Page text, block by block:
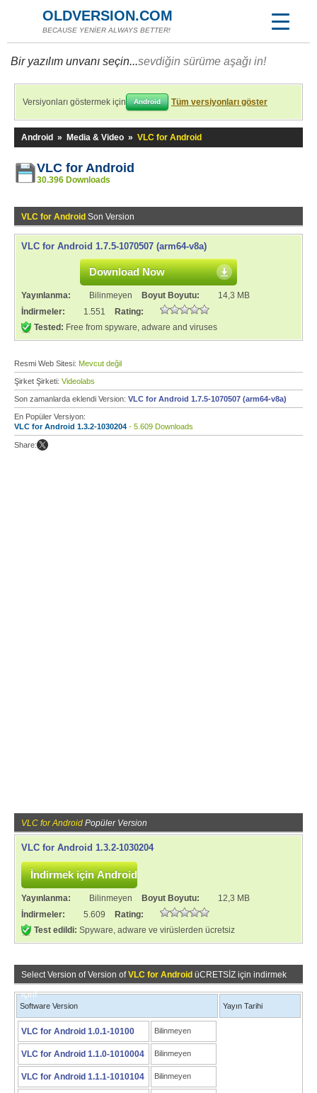
OLDVERSION.COM
BECAUSE YENİER ALWAYS BETTER!
Bir yazılım unvanı seçin...sevdiğin sürüme aşağı in!
Versiyonları göstermek için Android Tüm versiyonları göster
Android » Media & Video » VLC for Android
VLC for Android
30.396 Downloads
VLC for Android Son Version
VLC for Android 1.7.5-1070507 (arm64-v8a)
Download Now
Yayınlanma: Bilinmeyen Boyut Boyutu:
14,3 MB
İndirmeler:
1.551
Rating:
Tested: Free from spyware, adware and viruses
Resmi Web Sitesi: Mevcut değil
Şirket Şirketi: Videolabs
Son zamanlarda eklendi Version: VLC for Android 1.7.5-1070507 (arm64-v8a)
En Popüler Versiyon:
VLC for Android 1.3.2-1030204 - 5.609 Downloads
Share:
VLC for Android Popüler Version
VLC for Android 1.3.2-1030204
Yayınlanma: Bilinmeyen Boyut Boyutu:
12,3 MB
İndirmeler:
5.609
Rating:
Test edildi: Spyware, adware ve virüslerden ücretsiz
Select Version of Version ofVLC for Android üCRETSİZ için indirmek
için!
Software Version Yayın Tarihi
VLC for Android 1.0.1-10100 Bilinmeyen
VLC for Android 1.1.0-1010004 Bilinmeyen
VLC for Android 1.1.1-1010104 Bilinmeyen